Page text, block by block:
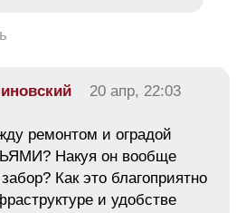
20 апр, 22:03
ремонтом и оградой
Накуя он вообще
Как это благоприятно
и удобстве